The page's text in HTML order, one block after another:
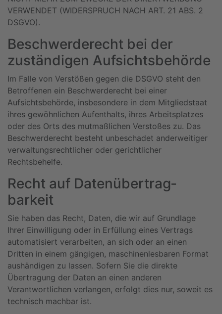
VERWENDET (WIDERSPRUCH NACH ART. 21 ABS. 2
DSGVO).
Beschwerde­recht bei der
zuständigen Aufsichts­behörde
Im Falle von Verstößen gegen die DSGVO steht den
Betroffenen ein Beschwerderecht bei einer
Aufsichtsbehörde, insbesondere in dem Mitgliedstaat
ihres gewöhnlichen Aufenthalts, ihres Arbeitsplatzes
oder des Orts des mutmaßlichen Verstoßes zu. Das
Beschwerderecht besteht unbeschadet anderweitiger
verwaltungsrechtlicher oder gerichtlicher
Rechtsbehelfe.
Recht auf Daten­übertrag­
barkeit
Sie haben das Recht, Daten, die wir auf Grundlage
Ihrer Einwilligung oder in Erfüllung eines Vertrags
automatisiert verarbeiten, an sich oder an einen
Dritten in einem gängigen, maschinenlesbaren Format
aushändigen zu lassen. Sofern Sie die direkte
Übertragung der Daten an einen anderen
Verantwortlichen verlangen, erfolgt dies nur, soweit es
technisch machbar ist.